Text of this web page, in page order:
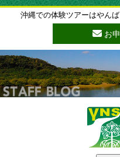
沖縄での体験ツアーはやん
お